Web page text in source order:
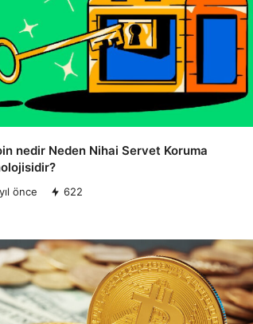
nedir Neden Nihai Servet Koruma
önce 622